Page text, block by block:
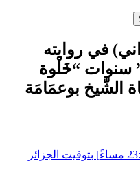
في روايته
سنوات “خَلْوة
الشّيخ بوعمَامَة